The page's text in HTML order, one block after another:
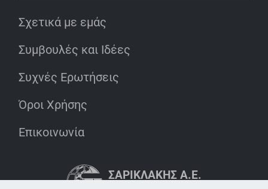
Σχετικά με εμάς
Συμβουλές και Ιδέες
Συχνές Ερωτήσεις
Όροι Χρήσης
Επικοινωνία
ΣΑΡΙΚΛΆΚΗΣ Α.Ε.
INNOVATION IN ACTION